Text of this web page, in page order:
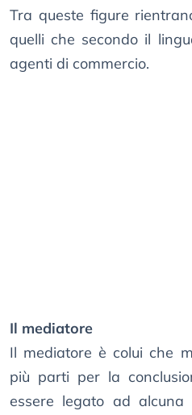
Tra queste figure
quelli che secondo il
agenti di commercio.
Il mediatore
Il mediatore è colui che
più parti per la
essere legato ad